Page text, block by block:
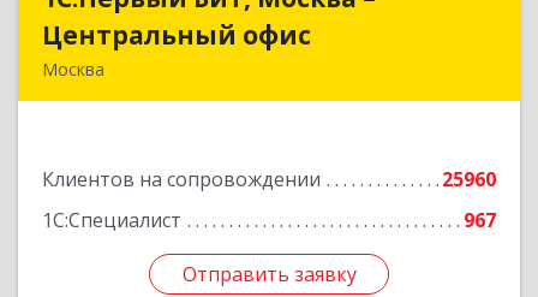
Центральный офис
Москва
Клиентов на сопровождении
25960
1С:Специалист
967
Отправить заявку
Центральный офис
Отправить заявку